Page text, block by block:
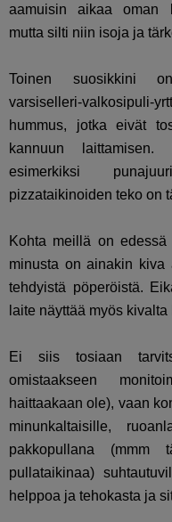
aamuisin aikaa oman
mutta silti niin isoja ja
Toinen suosikkini
varsiselleri-
hummus, jotka eivät
kannuun
esimerkiksi
pizzataikinoiden teko on
Kohta meillä on
minusta on ainakin kiva
tehdyistä pöperöistä.
laite näyttää myös
Ei siis tosiaan
omistaakseen
haittaakaan ole), vaan
minunkaltaisille,
pakkopullana
pullataikinaa)
helppoa ja tehokasta ja